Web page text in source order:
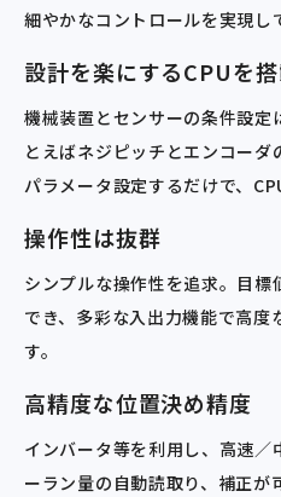
細やかなコントロールを実現し
設計を楽にするCPUを
機械装置とセンサーの条件設定
とえばネジピッチとエンコー
パラメータ設定するだけで、
操作性は抜群
シンプルな操作性を追求。目
でき、多彩な入出力機能で高度
す。
高精度な位置決め精度
インバータ等を利用し、高速
ーラン量の自動読取り、補正が